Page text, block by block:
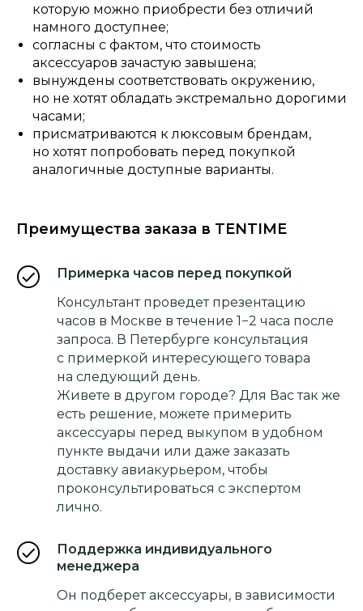
которую можно приобрести без отличий
намного доступнее;
согласны с фактом, что стоимость
аксессуаров зачастую завышена;
вынуждены соответствовать окружению,
но не хотят обладать экстремально дорогими
часами;
присматриваются к люксовым брендам,
но хотят попробовать перед покупкой
аналогичные доступные варианты.
Преимущества заказа в TENTIME
Примерка часов перед покупкой
Консультант проведет презентацию
часов в Москве в течение 1−2 часа после
запроса. В Петербурге консультация
с примеркой интересующего товара
на следующий день.
Живете в другом городе? Для Вас так же
есть решение, можете примерить
аксессуары перед выкупом в удобном
пункте выдачи или даже заказать
доставку авиакурьером, чтобы
проконсультироваться с экспертом
лично.
Поддержка индивидуального
менеджера
Он подберет аксессуары, в зависимости